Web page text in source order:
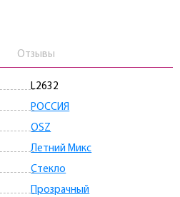
Отзывы
L2632
РОССИЯ
OSZ
Летний Микс
Стекло
Прозрачный